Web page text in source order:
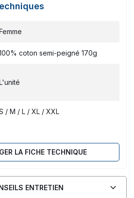
coton semi-peigné 170g
/ M / L / XL / XXL
LA FICHE TECHNIQUE
ENTRETIEN